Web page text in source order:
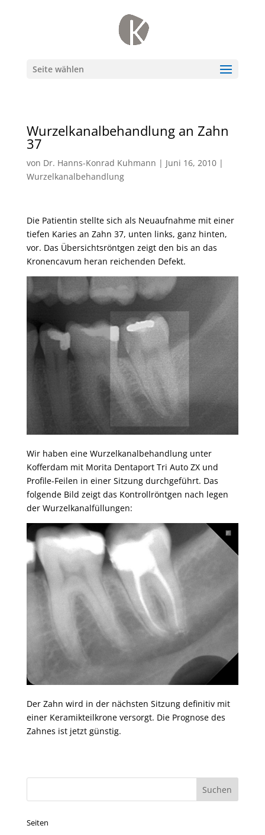
Seite wählen
Wurzelkanalbehandlung an Zahn
37
von Dr. Hanns-Konrad Kuhmann | Juni 16, 2010|
Wurzelkanalbehandlung
Die Patientin stellte sich als Neuaufnahme mit einer
tiefen Karies an Zahn 37, unten links, ganz hinten,
vor. Das Übersichtsröntgen zeigt den bis an das
Kronencavum heran reichenden Defekt.
Wir haben eine Wurzelkanalbehandlung unter
Kofferdam mit Morita Dentaport Tri Auto ZX und
Profile-Feilen in einer Sitzung durchgeführt. Das
folgende Bild zeigt das Kontrollröntgen nach legen
der Wurzelkanalfüllungen:
Der Zahn wird in der nächsten Sitzung definitiv mit
einer Keramikteilkrone versorgt. Die Prognose des
Zahnes ist jetzt günstig.
Seiten